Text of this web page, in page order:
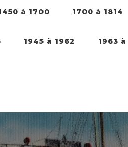
à 1700 1700 à 1814
1945 à 1962 1963